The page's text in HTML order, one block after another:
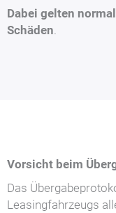
Dabei gelten
Schäden.
Vorsicht beim
Das
Leasingfahrzeugs